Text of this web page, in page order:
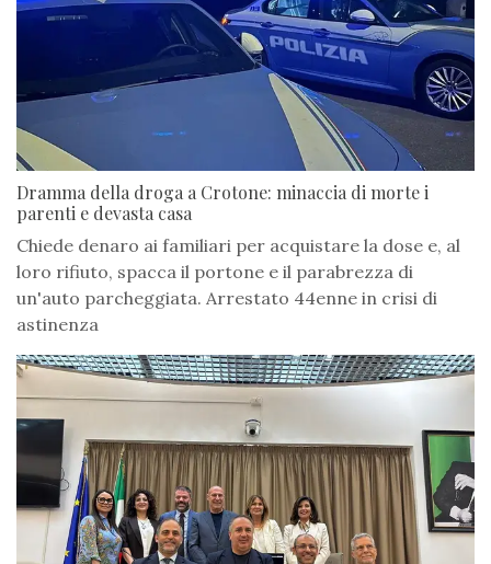
Dramma della droga a Crotone: minaccia di morte i
parenti e devasta casa
Chiede denaro ai familiari per acquistare la dose e, al
loro rifiuto, spacca il portone e il parabrezza di
un'auto parcheggiata. Arrestato 44enne in crisi di
astinenza